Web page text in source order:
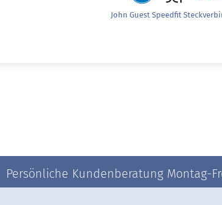
John Guest Speedfit
Persönliche Kundenberatung Montag-